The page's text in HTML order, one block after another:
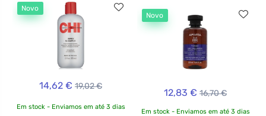
Novo
14,62 € 19,02 €
Em stock - Enviamos em até 3 dias
Novo
12,83 € 16,70 €
Em stock - Enviamos em até 3 dias